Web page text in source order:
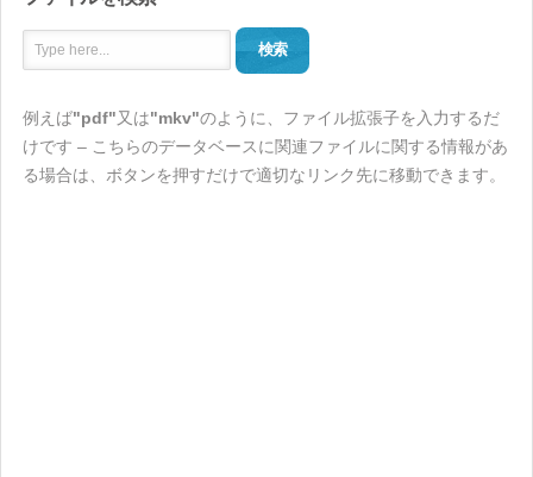
検索
例えば"pdf"又は"mkv"のように、ファイル拡張子を入力するだ
けです – こちらのデータベースに関連ファイルに関する情報があ
る場合は、ボタンを押すだけで適切なリンク先に移動できます。